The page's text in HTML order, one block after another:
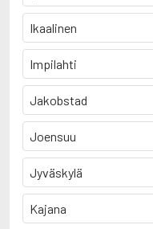
Ikaalinen
Impilahti
Jakobstad
Joensuu
Jyväskylä
Kajana